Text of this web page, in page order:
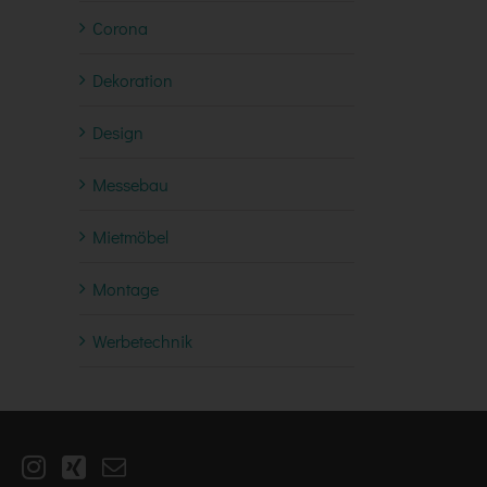
Corona
Dekoration
Design
Messebau
Mietmöbel
Montage
Werbetechnik